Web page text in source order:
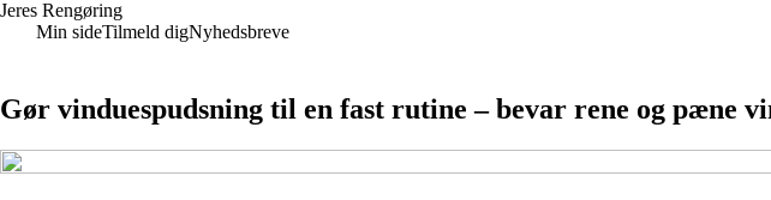
Jeres Rengøring
Min sideTilmeld digNyhedsbreve
Gør vinduespudsning til en fast rutine – bevar rene og pæne